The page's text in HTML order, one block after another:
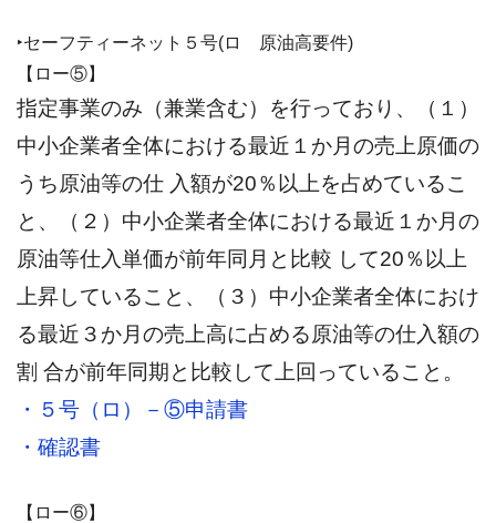
‣セーフティーネット５号(ロ 原油高要件)
【ロー⑤】
指定事業のみ（兼業含む）を行っており、（１）
中小企業者全体における最近１か月の売上原価の
うち原油等の仕 入額が20％以上を占めているこ
と、（２）中小企業者全体における最近１か月の
原油等仕入単価が前年同月と比較 して20％以上
上昇していること、（３）中小企業者全体におけ
る最近３か月の売上高に占める原油等の仕入額の
割 合が前年同期と比較して上回っていること。
・５号（ロ）－⑤申請書
・確認書
【ロー⑥】